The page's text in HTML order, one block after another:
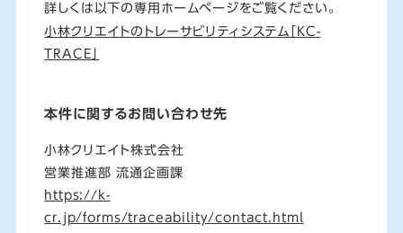
詳しくは以下の専用ホームページをご覧ください。
⼩林クリエイトのトレーサビリティシステム「KC-
TRACE」
本件に関するお問い合わせ先
⼩林クリエイト株式会社
営業推進部 流通企画課
https://k-
cr.jp/forms/traceability/contact.html